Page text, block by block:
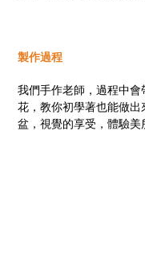
製作過程
我們手作老師，過程中
花，教你初學著也能做
盆，視覺的享受，體驗美